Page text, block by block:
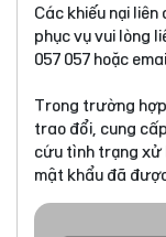
Các khiếu nại
phục vụ vui lòng
057 057 hoặc
Trong trường
trao đổi, cung
cứu tình trạng xử
mật khẩu đã